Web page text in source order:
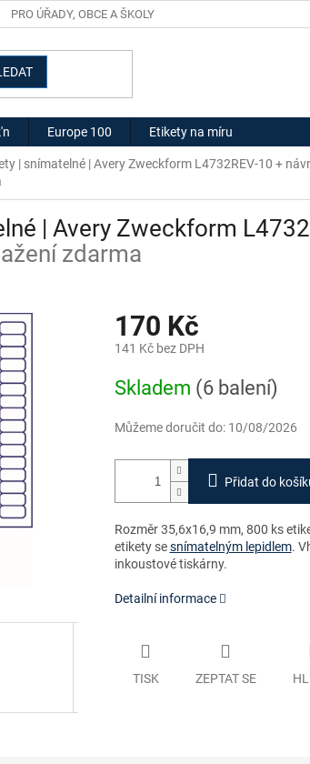
PRO ÚŘADY, OBCE A ŠKOLY
Europe 100 Etikety na míru
| snímatelné | Avery Zweckform L4732REV-10 +
| Avery Zweckform
zdarma
170 Kč
141 Kč bez DPH
cena:
Skladem (6 balení)
Můžeme doručit do: 10/08/2026
Přidat do
Rozměr 35,6x16,9 mm, 800 ks
etikety sesnímatelným lepidlem.
inkoustové tiskárny.
Detailní informace
TISK ZEPTAT SE